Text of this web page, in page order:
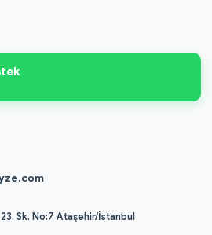
Sk. No:7 Ataşehir/İstanbul